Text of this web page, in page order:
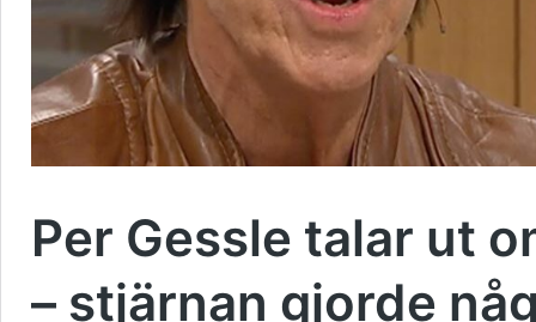
Per Gessle talar ut
– stjärnan gjorde